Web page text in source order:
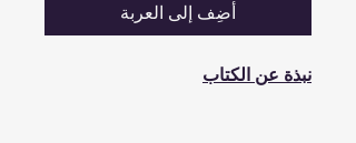
أضِف إلى العربة
نبذة عن الكتاب